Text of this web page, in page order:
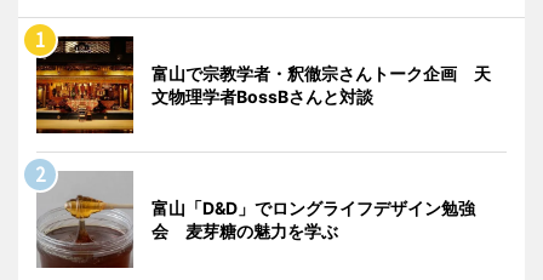
富山で宗教学者・釈徹宗さんトーク企画 天
文物理学者BossBさんと対談
富山「D&D」でロングライフデザイン勉強
会 麦芽糖の魅力を学ぶ